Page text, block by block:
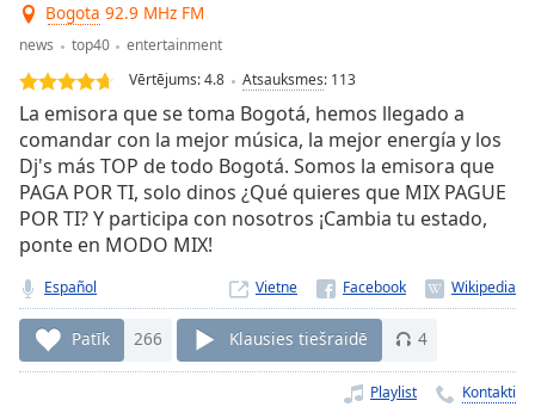
Loaded:
0.00%
Stream
Type
LIVE
live,
currently
behind
liveLIVE
Remaining
Time-
1x
Playback
Rate
Bogota 92.9 MHz FM
news top40
entertainment
Vērtējums:4.8 Atsauksmes: 113
La emisora que se toma Bogotá, hemos llegado a
comandar con la mejor música, la mejor energía y los
Dj's más TOP de todo Bogotá. Somos la emisora que
PAGA POR TI, solo dinos ¿Qué quieres que MIX PAGUE
POR TI? Y participa con nosotros ¡Cambia tu estado,
ponte en MODO MIX!
Español Vietne
Patīk 266 Klausies tiešraidē 4
Playlist Kontakti